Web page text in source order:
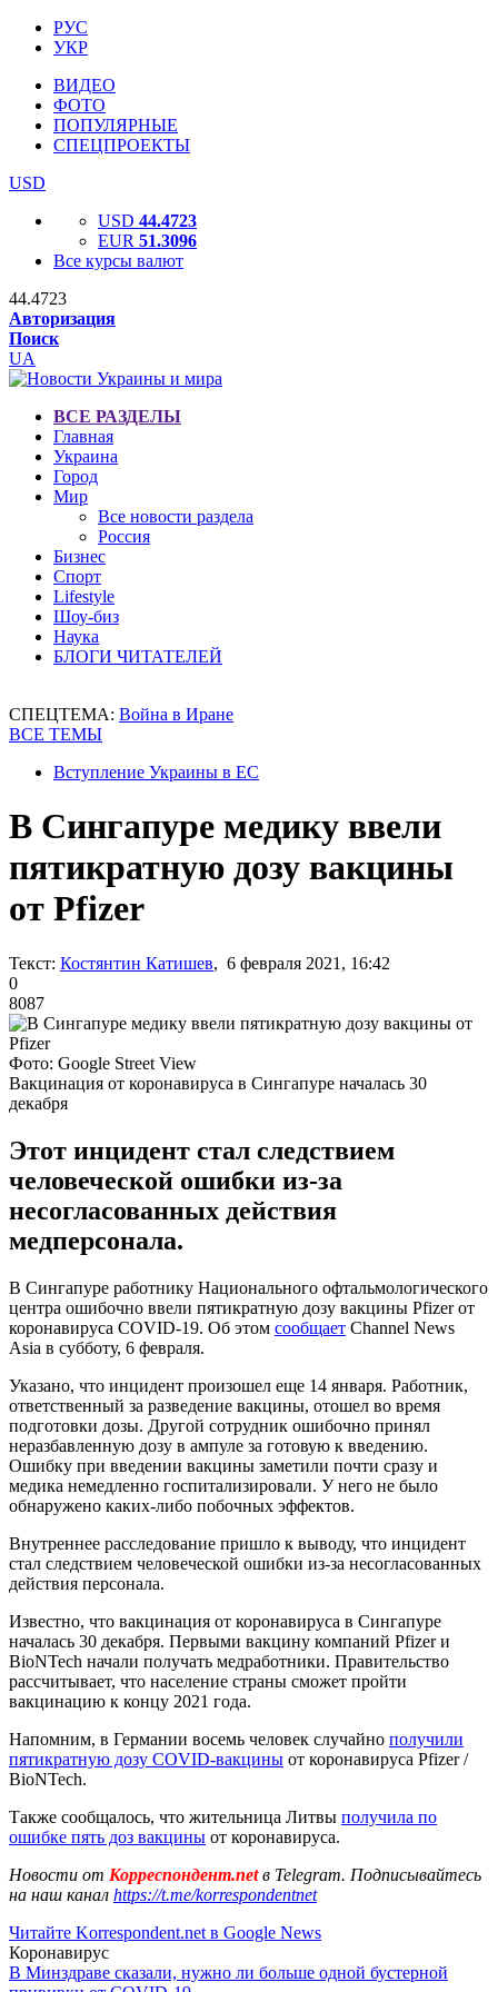
РУС
УКР
ВИДЕО
ФОТО
ПОПУЛЯРНЫЕ
СПЕЦПРОЕКТЫ
USD
USD 44.4723
EUR 51.3096
Все курсы валют
44.4723
Авторизация
Поиск
UA
ВСЕ РАЗДЕЛЫ
Главная
Украина
Город
Мир
Все новости раздела
Россия
Бизнес
Спорт
Lifestyle
Шоу-биз
Наука
БЛОГИ ЧИТАТЕЛЕЙ
СПЕЦТЕМА: Война в Иране
ВСЕ ТЕМЫ
Вступление Украины в ЕС
В Сингапуре медику ввели
пятикратную дозу вакцины
от Pfizer
Текст: Костянтин Катишев, 6 февраля 2021, 16:42
0
8087
Фото: Google Street View
Вакцинация от коронавируса в Сингапуре началась 30
декабря
Этот инцидент стал следствием
человеческой ошибки из-за
несогласованных действия
медперсонала.
В Сингапуре работнику Национального офтальмологического
центра ошибочно ввели пятикратную дозу вакцины Pfizer от
коронавируса COVID-19. Об этом сообщает Channel News
Asia в субботу, 6 февраля.
Указано, что инцидент произошел еще 14 января. Работник,
ответственный за разведение вакцины, отошел во время
подготовки дозы. Другой сотрудник ошибочно принял
неразбавленную дозу в ампуле за готовую к введению.
Ошибку при введении вакцины заметили почти сразу и
медика немедленно госпитализировали. У него не было
обнаружено каких-либо побочных эффектов.
Внутреннее расследование пришло к выводу, что инцидент
стал следствием человеческой ошибки из-за несогласованных
действия персонала.
Известно, что вакцинация от коронавируса в Сингапуре
началась 30 декабря. Первыми вакцину компаний Pfizer и
BioNTech начали получать медработники. Правительство
рассчитывает, что население страны сможет пройти
вакцинацию к концу 2021 года.
Напомним, в Германии восемь человек случайно получили
пятикратную дозу COVID-вакцины от коронавируса Pfizer /
BioNTech.
Также сообщалось, что жительница Литвы получила по
ошибке пять доз вакцины от коронавируса.
Новости от Корреспондент.netв Telegram. Подписывайтесь
на наш канал https://t.me/korrespondentnet
Читайте Korrespondent.net в Google News
Коронавирус
В Минздраве сказали, нужно ли больше одной бустерной